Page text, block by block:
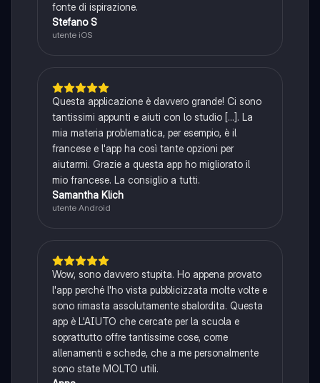
fonte di ispirazione.
Stefano S
utente iOS
Questa applicazione è davvero grande! Ci sono
tantissimi appunti e aiuti con lo studio [...]. La
mia materia problematica, per esempio, è il
francese e l'app ha così tante opzioni per
aiutarmi. Grazie a questa app ho migliorato il
mio francese. La consiglio a tutti.
Samantha Klich
utente Android
Wow, sono davvero stupita. Ho appena provato
l'app perché l'ho vista pubblicizzata molte volte e
sono rimasta assolutamente sbalordita. Questa
app è L'AIUTO che cercate per la scuola e
soprattutto offre tantissime cose, come
allenamenti e schede, che a me personalmente
sono state MOLTO utili.